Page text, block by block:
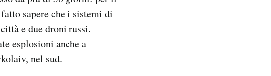
sapere che i sistemi di
e due droni russi.
esplosioni anche a
nel sud.